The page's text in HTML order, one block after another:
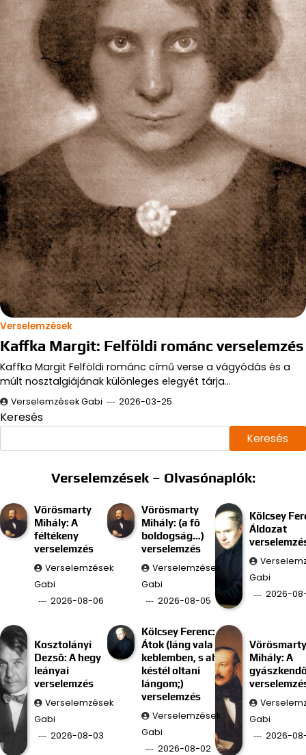
Verselemzések
Kaffka Margit: Felföldi románc verselemzés
Kaffka Margit Felföldi románc című verse a vágyódás és a
múlt nosztalgiájának különleges elegyét tárja…
Verselemzések Gabi 2026-03-25
Keresés
Keresés
Verselemzések – Olvasónaplók:
Vörösmarty
Mihály: A
féltékeny
verselemzés
Verselemzések
Gabi
2026-08-06
Vörösmarty
Mihály: (a fő
boldogság…)
verselemzés
Verselemzések
Gabi
2026-08-05
Kölcsey
Áldozat
Gabi
2026-
Kosztolányi
Dezső: A hegy
leányai
verselemzés
Verselemzések
Gabi
2026-08-03
Kölcsey Ferenc:
Átok (láng vala
keblemben, s ah
késtél oltani
lángom;)
verselemzés
Verselemzések
Gabi
2026-08-02
Vörösmarty
Mihály: A
Gabi
2026-